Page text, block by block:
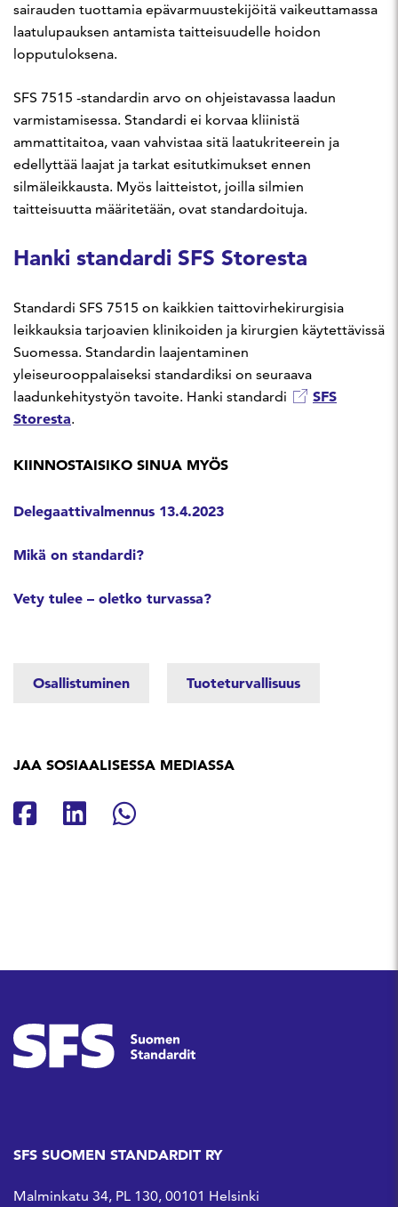
sairauden tuottamia epävarmuustekijöitä vaikeuttamassa
laatulupauksen antamista taitteisuudelle hoidon
lopputuloksena.
SFS 7515 -standardin arvo on ohjeistavassa laadun
varmistamisessa. Standardi ei korvaa kliinistä
ammattitaitoa, vaan vahvistaa sitä laatukriteerein ja
edellyttää laajat ja tarkat esitutkimukset ennen
silmäleikkausta. Myös laitteistot, joilla silmien
taitteisuutta määritetään, ovat standardoituja.
Hanki standardi SFS Storesta
Standardi SFS 7515 on kaikkien taittovirhekirurgisia
leikkauksia tarjoavien klinikoiden ja kirurgien käytettävissä
Suomessa. Standardin laajentaminen
yleiseurooppalaiseksi standardiksi on seuraava
laadunkehitystyön tavoite. Hanki standardi
SFS
Storesta.
KIINNOSTAISIKO SINUA MYÖS
Delegaattivalmennus 13.4.2023
Mikä on standardi?
Vety tulee – oletko turvassa?
Osallistuminen Tuoteturvallisuus
JAA SOSIAALISESSA MEDIASSA
Jaa Facebookissa
Jaa Linkedinissä
Jaa Whatsappissa
SFS SUOMEN STANDARDIT RY
Malminkatu 34, PL 130, 00101 Helsinki